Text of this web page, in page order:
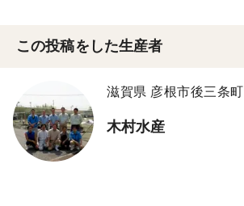
この投稿をした生産者
滋賀県 彦根市後三条町
木村水産